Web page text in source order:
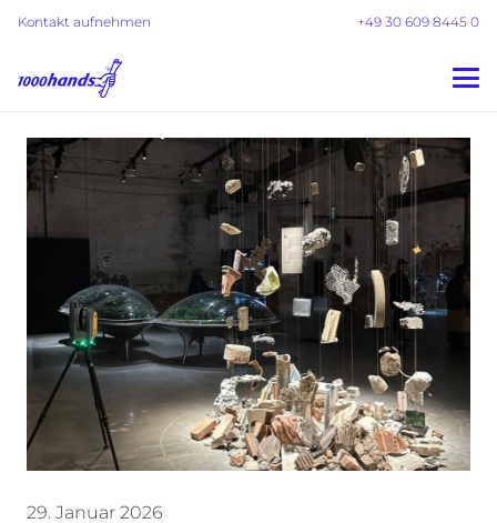
Kontakt aufnehmen +49 30 609 8445 0
29. Januar 2026